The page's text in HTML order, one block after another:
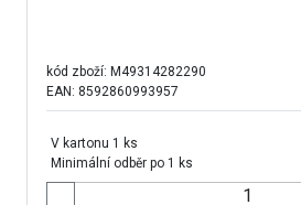
kód zboží: M49314282290
EAN: 8592860993957
V kartonu 1 ks
Minimální odběr po 1 ks